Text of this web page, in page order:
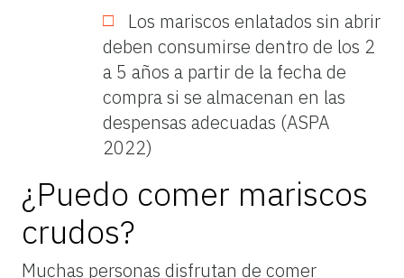
Los mariscos enlatados sin abrir
deben consumirse dentro de los 2
a 5 años a partir de la fecha de
compra si se almacenan en las
despensas adecuadas (ASPA
2022)
¿Puedo comer mariscos
crudos?
Muchas personas disfrutan de comer